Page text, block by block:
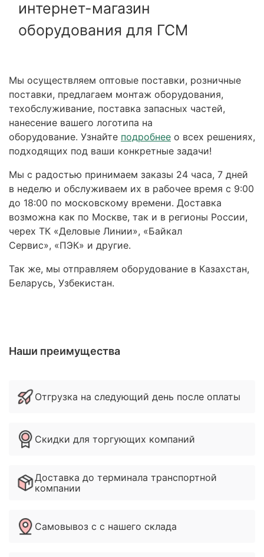
интернет-магазин
оборудования для ГСМ
Мы осуществляем оптовые поставки, розничные
поставки, предлагаем монтаж оборудования,
техобслуживание, поставка запасных частей,
нанесение вашего логотипа на
оборудование. Узнайте подробнее о всех решениях,
подходящих под ваши конкретные задачи!
Мы с радостью принимаем заказы 24 часа, 7 дней
в неделю и обслуживаем их в рабочее время с 9:00
до 18:00 по московскому времени. Доставка
возможна как по Москве, так и в регионы России,
черех ТК «Деловые Линии», «Байкал
Сервис», «ПЭК» и другие.
Так же, мы отправляем оборудование в Казахстан,
Беларусь, Узбекистан.
Наши преимущества
Отгрузка на следующий день после оплаты
Скидки для торгующих компаний
Доставка до терминала транспортной
компании
Самовывоз с с нашего склада